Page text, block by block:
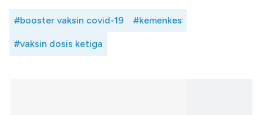
#booster vaksin covid-19 #kemenkes
#vaksin dosis ketiga